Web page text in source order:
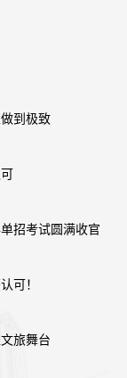
到极致
招考试圆满收官
可！
旅舞台